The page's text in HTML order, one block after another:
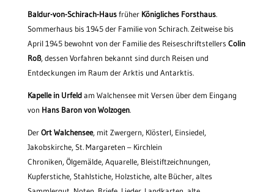
Baldur-von-Schirach-Hausfrüher Königliches Forsthaus.
Sommerhaus bis 1945 der Familie von Schirach. Zeitweise bis
April 1945 bewohnt von der Familie des Reiseschriftstellers Colin
Roß, dessen Vorfahren bekannt sind durch Reisen und
Entdeckungen im Raum der Arktis und Antarktis.
Kapelle in Urfeldam Walchensee mit Versen über dem Eingang
von Hans Baron von Wolzogen.
DerOrt Walchensee, mit Zwergern, Klösterl, Einsiedel,
Jakobskirche, St. Margareten – Kirchlein
Chroniken, Ölgemälde, Aquarelle, Bleistiftzeichnungen,
Kupferstiche, Stahlstiche, Holzstiche, alte Bücher, altes